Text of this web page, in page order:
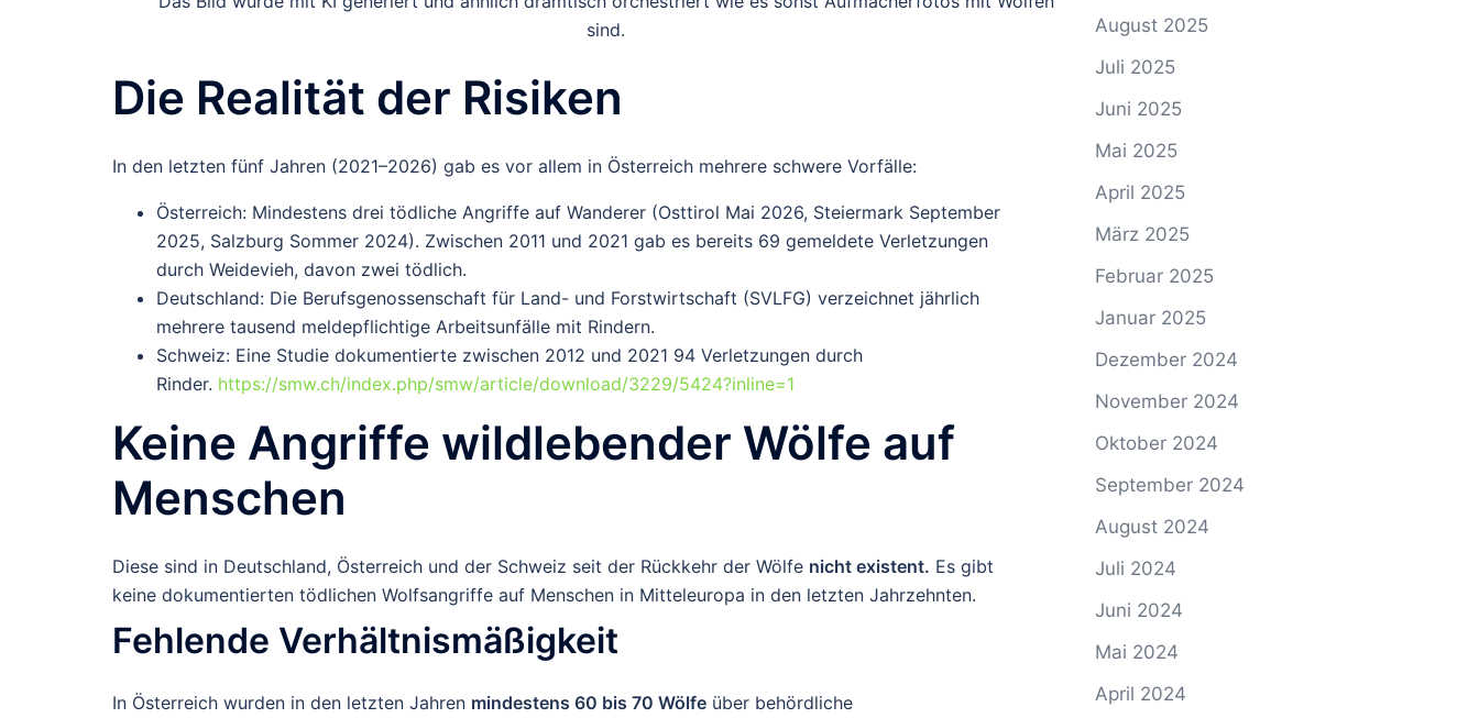
sind.
Die Realität der Risiken
In den letzten fünf Jahren (2021–2026) gab es vor allem in Österreich mehrere schwere Vorfälle:
Österreich: Mindestens drei tödliche Angriffe auf Wanderer (Osttirol Mai 2026, Steiermark September
2025, Salzburg Sommer 2024). Zwischen 2011 und 2021 gab es bereits 69 gemeldete Verletzungen
durch Weidevieh, davon zwei tödlich.
Deutschland: Die Berufsgenossenschaft für Land- und Forstwirtschaft (SVLFG) verzeichnet jährlich
mehrere tausend meldepflichtige Arbeitsunfälle mit Rindern.
Schweiz: Eine Studie dokumentierte zwischen 2012 und 2021 94 Verletzungen durch
Rinder. https://smw.ch/index.php/smw/article/download/3229/5424?inline=1
Keine Angriffe wildlebender Wölfe auf
Menschen
Diese sind in Deutschland, Österreich und der Schweiz seit der Rückkehr der Wölfe nicht existent. Es gibt
keine dokumentierten tödlichen Wolfsangriffe auf Menschen in Mitteleuropa in den letzten Jahrzehnten.
Fehlende Verhältnismäßigkeit
In Österreich wurden in den letzten Jahren mindestens 60 bis 70 Wölfe über behördliche
August 2025
Juli 2025
Juni 2025
Mai 2025
April 2025
März 2025
Februar 2025
Januar 2025
Dezember 2024
November 2024
Oktober 2024
September 2024
August 2024
Juli 2024
Juni 2024
Mai 2024
April 2024